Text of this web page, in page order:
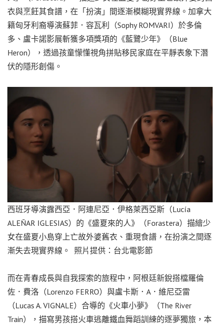
衣與烹飪其食譜，在「扮演」間逐漸模糊現實界線。加拿大
籍匈牙利裔導演蘇菲．容瓦利（Sophy ROMVARI）於多倫
多、盧卡諾影展斬獲多項獎項的《藍鷺少年》（Blue
Heron），透過孩童懞懂視角拼貼移民家庭在平靜表象下潛
伏的隱形創傷。
西班牙導演露西亞．阿連尼亞．伊格萊西亞斯（Lucía
ALEÑAR IGLESIAS）的《盛夏來的人》（Forastera）描繪少
女在盛夏小島穿上亡故外婆舊衣、重現食譜，在扮演之間逐
漸失去現實界線。 照片提供：台北電影節
而在青春成長與自我探索的旅程中，阿根廷新銳搭檔羅倫
佐．費洛（Lorenzo FERRO）與盧卡斯．A．維尼亞雷
（Lucas A. VIGNALE）合導的《火車小夢》（The River
Train），描寫男孩搭火車逃離鐵血舞蹈訓練的逐夢獨旅，本